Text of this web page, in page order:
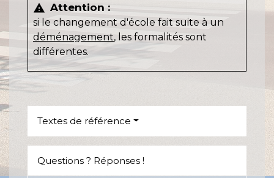
warning Attention :
si le changement d'école fait suite à un
déménagement, les formalités sont
différentes.
Textes de référence
Questions ? Réponses !